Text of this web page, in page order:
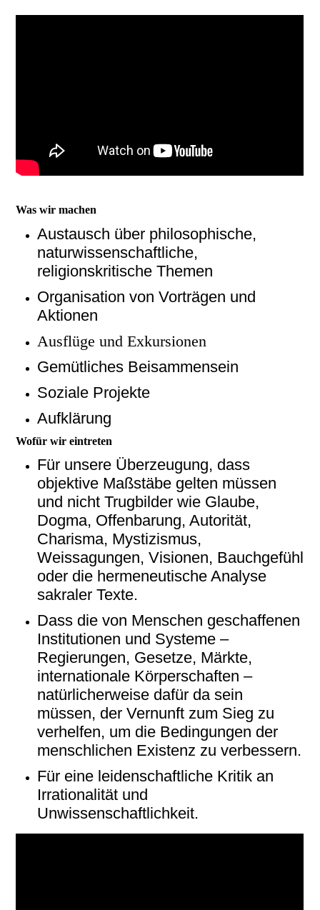
Was wir machen
Austausch über philosophische,
naturwissenschaftliche,
religionskritische Themen
Organisation von Vorträgen und
Aktionen
Ausflüge und Exkursionen
Gemütliches Beisammensein
Soziale Projekte
Aufklärung
Wofür wir eintreten
Für unsere Überzeugung, dass
objektive Maßstäbe gelten müssen
und nicht Trugbilder wie Glaube,
Dogma, Offenbarung, Autorität,
Charisma, Mystizismus,
Weissagungen, Visionen, Bauchgefühl
oder die hermeneutische Analyse
sakraler Texte.
Dass die von Menschen geschaffenen
Institutionen und Systeme –
Regierungen, Gesetze, Märkte,
internationale Körperschaften –
natürlicherweise dafür da sein
müssen, der Vernunft zum Sieg zu
verhelfen, um die Bedingungen der
menschlichen Existenz zu verbessern.
Für eine leidenschaftliche Kritik an
Irrationalität und
Unwissenschaftlichkeit.